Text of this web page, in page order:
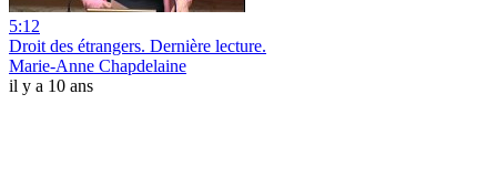
5:12
Droit des étrangers. Dernière lecture.
Marie-Anne Chapdelaine
il y a 10 ans